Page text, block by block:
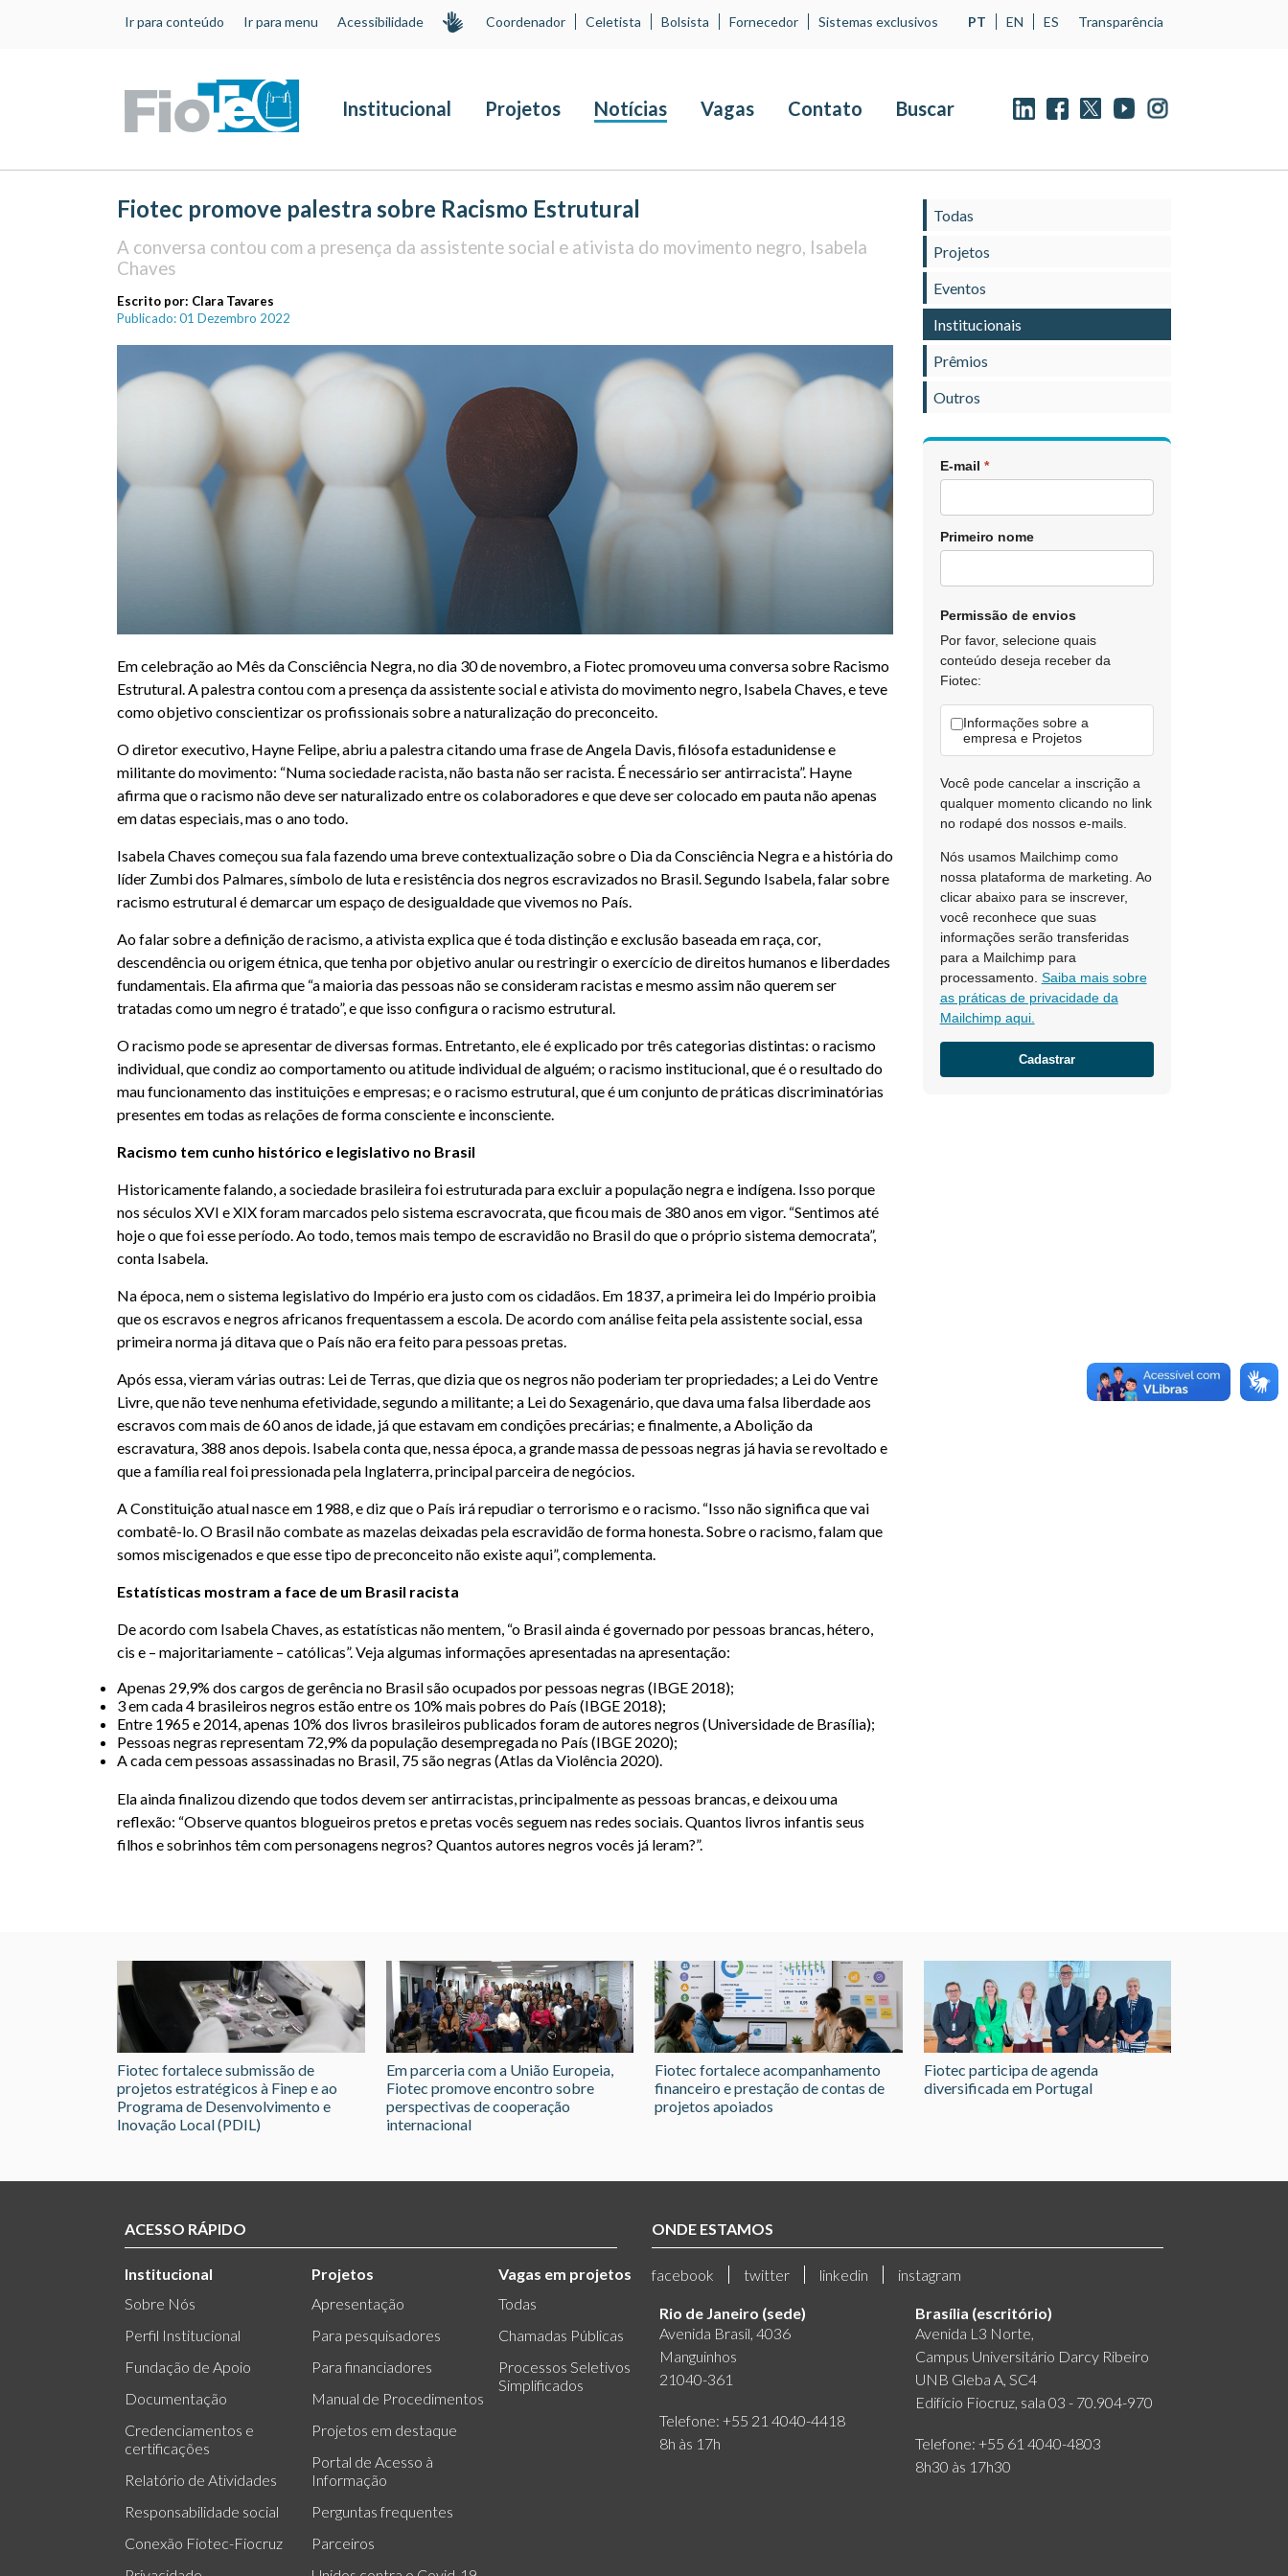
Ir para conteúdo Ir para menu Acessibilidade Coordenador Celetista Bolsista Fornecedor Sistemas exclusivos PT EN ES Transparência
Institucional Projetos Notícias Vagas Contato Buscar
Todas
Projetos
Eventos
Institucionais
Prêmios
Outros
E-mail *
Primeiro nome
Permissão de envios
Por favor, selecione quais
conteúdo deseja receber da
Fiotec:
Informações sobre a
empresa e Projetos
Você pode cancelar a inscrição a
qualquer momento clicando no link
no rodapé dos nossos e-mails.
Nós usamos Mailchimp como
nossa plataforma de marketing. Ao
clicar abaixo para se inscrever,
você reconhece que suas
informações serão transferidas
para a Mailchimp para
processamento. Saiba mais sobre
as práticas de privacidade da
Mailchimp aqui.
Fiotec promove palestra sobre Racismo Estrutural
A conversa contou com a presença da assistente social e ativista do movimento negro, Isabela
Chaves
Escrito por: Clara Tavares
Publicado: 01 Dezembro 2022
Em celebração ao Mês da Consciência Negra, no dia 30 de novembro, a Fiotec promoveu uma conversa sobre Racismo
Estrutural. A palestra contou com a presença da assistente social e ativista do movimento negro, Isabela Chaves, e teve
como objetivo conscientizar os profissionais sobre a naturalização do preconceito.
O diretor executivo, Hayne Felipe, abriu a palestra citando uma frase de Angela Davis, filósofa estadunidense e
militante do movimento: “Numa sociedade racista, não basta não ser racista. É necessário ser antirracista”. Hayne
afirma que o racismo não deve ser naturalizado entre os colaboradores e que deve ser colocado em pauta não apenas
em datas especiais, mas o ano todo.
Isabela Chaves começou sua fala fazendo uma breve contextualização sobre o Dia da Consciência Negra e a história do
líder Zumbi dos Palmares, símbolo de luta e resistência dos negros escravizados no Brasil. Segundo Isabela, falar sobre
racismo estrutural é demarcar um espaço de desigualdade que vivemos no País.
Ao falar sobre a definição de racismo, a ativista explica que é toda distinção e exclusão baseada em raça, cor,
descendência ou origem étnica, que tenha por objetivo anular ou restringir o exercício de direitos humanos e liberdades
fundamentais. Ela afirma que “a maioria das pessoas não se consideram racistas e mesmo assim não querem ser
tratadas como um negro é tratado”, e que isso configura o racismo estrutural.
O racismo pode se apresentar de diversas formas. Entretanto, ele é explicado por três categorias distintas: o racismo
individual, que condiz ao comportamento ou atitude individual de alguém; o racismo institucional, que é o resultado do
mau funcionamento das instituições e empresas; e o racismo estrutural, que é um conjunto de práticas discriminatórias
presentes em todas as relações de forma consciente e inconsciente.
Racismo tem cunho histórico e legislativo no Brasil
Historicamente falando, a sociedade brasileira foi estruturada para excluir a população negra e indígena. Isso porque
nos séculos XVI e XIX foram marcados pelo sistema escravocrata, que ficou mais de 380 anos em vigor. “Sentimos até
hoje o que foi esse período. Ao todo, temos mais tempo de escravidão no Brasil do que o próprio sistema democrata”,
conta Isabela.
Na época, nem o sistema legislativo do Império era justo com os cidadãos. Em 1837, a primeira lei do Império proibia
que os escravos e negros africanos frequentassem a escola. De acordo com análise feita pela assistente social, essa
primeira norma já ditava que o País não era feito para pessoas pretas.
Após essa, vieram várias outras: Lei de Terras, que dizia que os negros não poderiam ter propriedades; a Lei do Ventre
Livre, que não teve nenhuma efetividade, segundo a militante; a Lei do Sexagenário, que dava uma falsa liberdade aos
escravos com mais de 60 anos de idade, já que estavam em condições precárias; e finalmente, a Abolição da
escravatura, 388 anos depois. Isabela conta que, nessa época, a grande massa de pessoas negras já havia se revoltado e
que a família real foi pressionada pela Inglaterra, principal parceira de negócios.
A Constituição atual nasce em 1988, e diz que o País irá repudiar o terrorismo e o racismo. “Isso não significa que vai
combatê-lo. O Brasil não combate as mazelas deixadas pela escravidão de forma honesta. Sobre o racismo, falam que
somos miscigenados e que esse tipo de preconceito não existe aqui”, complementa.
Estatísticas mostram a face de um Brasil racista
De acordo com Isabela Chaves, as estatísticas não mentem, “o Brasil ainda é governado por pessoas brancas, hétero,
cis e – majoritariamente – católicas”. Veja algumas informações apresentadas na apresentação:
Apenas 29,9% dos cargos de gerência no Brasil são ocupados por pessoas negras (IBGE 2018);
3 em cada 4 brasileiros negros estão entre os 10% mais pobres do País (IBGE 2018);
Entre 1965 e 2014, apenas 10% dos livros brasileiros publicados foram de autores negros (Universidade de Brasília);
Pessoas negras representam 72,9% da população desempregada no País (IBGE 2020);
A cada cem pessoas assassinadas no Brasil, 75 são negras (Atlas da Violência 2020).
Ela ainda finalizou dizendo que todos devem ser antirracistas, principalmente as pessoas brancas, e deixou uma
reflexão: “Observe quantos blogueiros pretos e pretas vocês seguem nas redes sociais. Quantos livros infantis seus
filhos e sobrinhos têm com personagens negros? Quantos autores negros vocês já leram?”.
Fiotec fortalece submissão de
projetos estratégicos à Finep e ao
Programa de Desenvolvimento e
Inovação Local (PDIL)
Em parceria com a União Europeia,
Fiotec promove encontro sobre
perspectivas de cooperação
internacional
Fiotec fortalece acompanhamento
financeiro e prestação de contas de
projetos apoiados
Fiotec participa de agenda
diversificada em Portugal
ACESSO RÁPIDO
Institucional
Sobre Nós
Perfil Institucional
Fundação de Apoio
Documentação
Credenciamentos e
certificações
Relatório de Atividades
Responsabilidade social
Conexão Fiotec-Fiocruz
Projetos
Apresentação
Para pesquisadores
Para financiadores
Manual de Procedimentos
Projetos em destaque
Portal de Acesso à
Informação
Perguntas frequentes
Parceiros
Vagas em projetos
Todas
Chamadas Públicas
Processos Seletivos
Simplificados
ONDE ESTAMOS
facebook twitter linkedin instagram
Rio de Janeiro (sede)
Avenida Brasil, 4036
Manguinhos
21040-361
Telefone: +55 21 4040-4418
8h às 17h
Brasília (escritório)
Avenida L3 Norte,
Campus Universitário Darcy Ribeiro
UNB Gleba A, SC4
Edifício Fiocruz, sala 03 - 70.904-970
Telefone: +55 61 4040-4803
8h30 às 17h30